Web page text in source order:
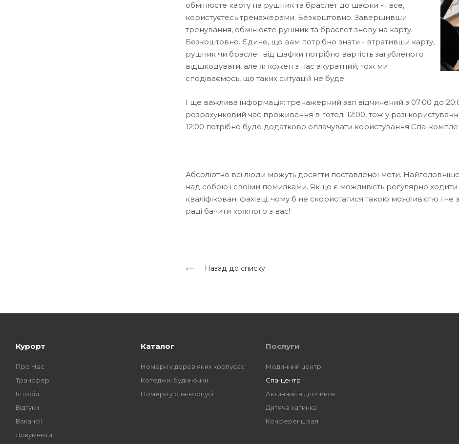
обмінюєте карту на рушник та браслет до шафки - і все,
користуєтесь тренажерами. Безкоштовно. Завершивши
тренування, обмінюєте рушник та браслет знову на карту.
Безкоштовно. Єдине, що вам потрібно знати - втративши карту,
рушник чи браслет від шафки потрібно вартість загубленого
відшкодувати, але ж кожен з нас акуратний, тож ми
сподіваємось, що таких ситуацій не буде.
І ще важлива інформація: тренажерний зал відчинений з 07:00 до
розрахунковий час проживання в готелі 12:00, тож у разі
12:00 потрібно буде додатково оплачувати користування Спа-
Абсолютно всі люди можуть досягти поставленої мети.
над собою і своїми помилками. Якщо є можливість регулярно
кваліфіковані фахівці, чому б не скористатися такою можливістю і
раді бачити кожного з вас!
Назад до списку
Курорт
Про Нас
Трансфер
Історія
Відгуки
Вакансії
Документи
Каталог
Номери у дерев'яних корпусах
Котеджні будиночки
Номери у спа-корпусі
Послуги
Медичний центр
Спа-центр
Активний відпочинок
Дитяча хатинка
Конференц-зал